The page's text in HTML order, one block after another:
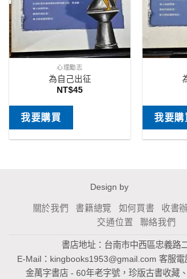
心理勵志
為自己出征
NT$45
我要購買 我要購
Design by
關於我們 書籍總覽 如何買書 收書
交通位置
聯絡我們
書店地址：台南市中西區忠義路
E-Mail： kingbooks1953@gmail.com 客服電
金萬字書店 - 60年老字號，珍版古書收藏